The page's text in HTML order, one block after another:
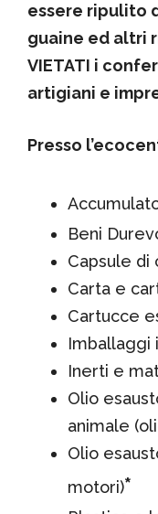
essere ripulito
guaine ed altri
VIETATI i
artigiani e
Presso
Beni
Capsule di
Carta e
Cartucce
Imballaggi
Inerti e
Olio
animale
Olio
motori)*